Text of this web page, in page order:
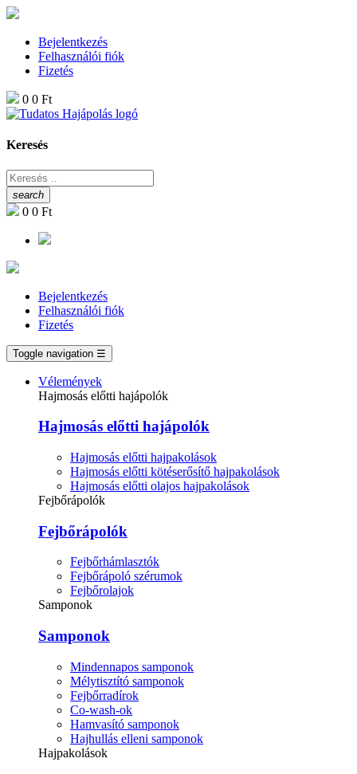
Bejelentkezés
Felhasználói fiók
Fizetés
0 0 Ft
Keresés
search
0 0 Ft
Bejelentkezés
Felhasználói fiók
Fizetés
Toggle navigation ☰
Vélemények
Hajmosás előtti hajápolók
Hajmosás előtti hajápolók
Hajmosás előtti hajpakolások
Hajmosás előtti kötéserősítő hajpakolások
Hajmosás előtti olajos hajpakolások
Fejbőrápolók
Fejbőrápolók
Fejbőrhámlasztók
Fejbőrápoló szérumok
Fejbőrolajok
Samponok
Samponok
Mindennapos samponok
Mélytisztító samponok
Fejbőrradírok
Co-wash-ok
Hamvasító samponok
Hajhullás elleni samponok
Hajpakolások